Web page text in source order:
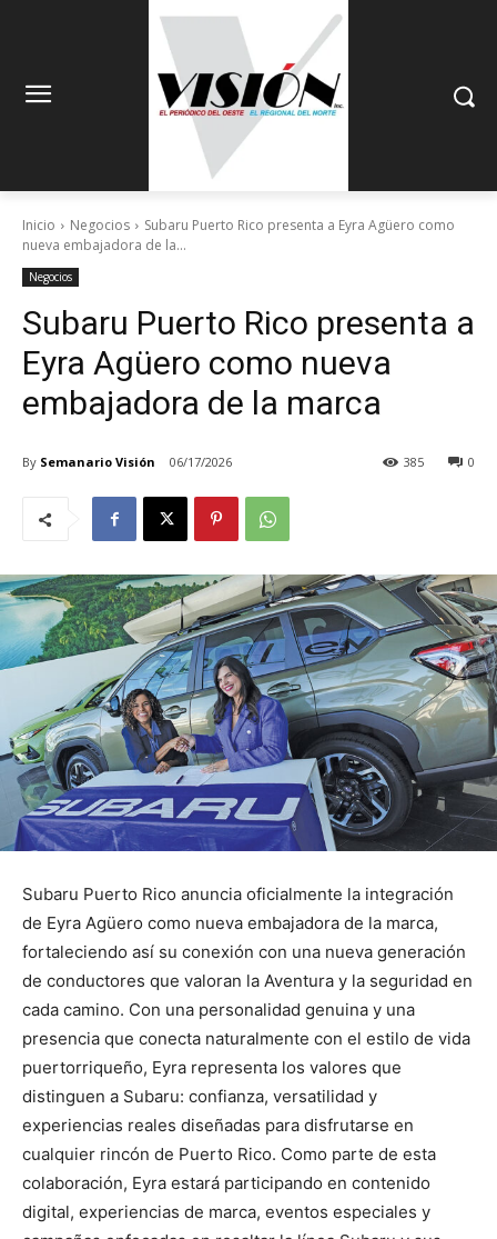
Inicio Negocios
Subaru Puerto Rico presenta a Eyra Agüero como
nueva embajadora de la...
Negocios
Subaru Puerto Rico presenta a
Eyra Agüero como nueva
embajadora de la marca
By Semanario Visión 06/17/2026 0
385
Subaru Puerto Rico anuncia oficialmente la integración
de Eyra Agüero como nueva embajadora de la marca,
fortaleciendo así su conexión con una nueva generación
de conductores que valoran la Aventura y la seguridad en
cada camino. Con una personalidad genuina y una
presencia que conecta naturalmente con el estilo de vida
puertorriqueño, Eyra representa los valores que
distinguen a Subaru: confianza, versatilidad y
experiencias reales diseñadas para disfrutarse en
cualquier rincón de Puerto Rico. Como parte de esta
colaboración, Eyra estará participando en contenido
digital, experiencias de marca, eventos especiales y